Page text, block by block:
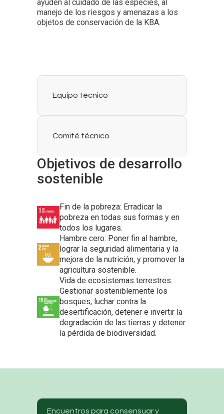
ayuden al cuidado de las especies, al
manejo de los riesgos y amenazas a los
objetos de conservación de la KBA.
Equipo técnico
Comité técnico
Objetivos de desarrollo
sostenible
Fin de la pobreza: Erradicar la
pobreza en todas sus formas y en
todos los lugares.
Hambre cero: Poner fin al hambre,
lograr la seguridad alimentaria y la
mejora de la nutrición, y promover la
agricultura sostenible.
Vida de ecosistemas terrestres:
Gestionar sosteniblemente los
bosques, luchar contra la
desertificación, detener e invertir la
degradación de las tierras y detener
la pérdida de biodiversidad.
Encuentros para consensuar y